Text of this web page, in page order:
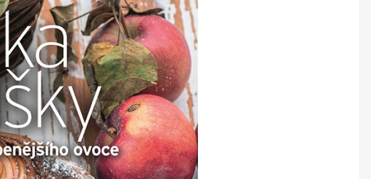
Marianne Bydlení